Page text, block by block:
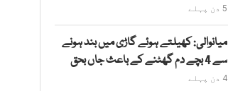
5 دن پہلے
میانوالی: کھیلتے ہوئے گاڑی میں بند ہونے
سے 4 بچے دم گھٹنے کے باعث جاں بحق
4 دن پہلے